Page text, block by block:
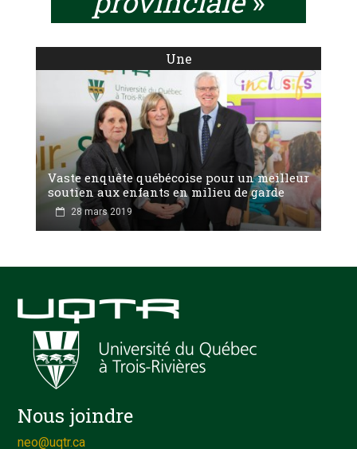
Une
Vaste enquête québécoise pour un meilleur
soutien aux enfants en milieu de garde
28 mars 2019
Nous joindre
neo@uqtr.ca